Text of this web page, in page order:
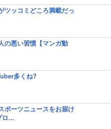
ツッコミどころ満載だっ
の悪い習慣【マンガ動
多くね?
ポーツニュースをお届け
ロ...